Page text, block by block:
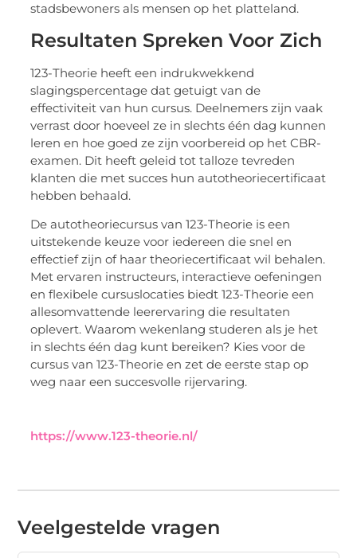
stadsbewoners als mensen op het platteland.
Resultaten Spreken Voor Zich
123-Theorie heeft een indrukwekkend
slagingspercentage dat getuigt van de
effectiviteit van hun cursus. Deelnemers zijn vaak
verrast door hoeveel ze in slechts één dag kunnen
leren en hoe goed ze zijn voorbereid op het CBR-
examen. Dit heeft geleid tot talloze tevreden
klanten die met succes hun autotheoriecertificaat
hebben behaald.
De autotheoriecursus van 123-Theorie is een
uitstekende keuze voor iedereen die snel en
effectief zijn of haar theoriecertificaat wil behalen.
Met ervaren instructeurs, interactieve oefeningen
en flexibele cursuslocaties biedt 123-Theorie een
allesomvattende leerervaring die resultaten
oplevert. Waarom wekenlang studeren als je het
in slechts één dag kunt bereiken? Kies voor de
cursus van 123-Theorie en zet de eerste stap op
weg naar een succesvolle rijervaring.
https://www.123-theorie.nl/
Veelgestelde vragen